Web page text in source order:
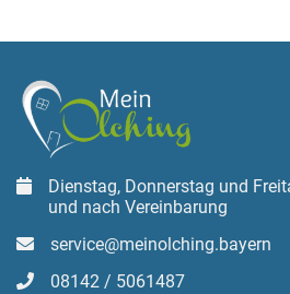
Dienstag, Donnerstag und
und nach Vereinbarung
service@meinolching.bayern
08142 / 5061487